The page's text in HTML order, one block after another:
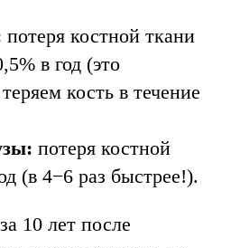
потеря костной ткани
в год (это
кость в течение
потеря костной
(в 4−6 раз быстрее!).
10 лет после